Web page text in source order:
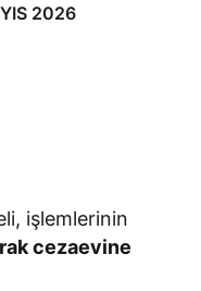
2026
işlemlerinin
cezaevine